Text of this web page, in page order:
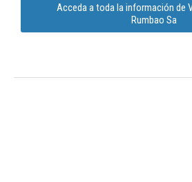
Acceda a toda la información de
Rumbao Sa